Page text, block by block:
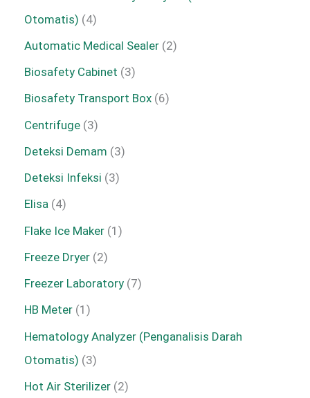
Otomatis) 4
Automatic Medical Sealer 2
Biosafety Cabinet 3
Biosafety Transport Box 6
Centrifuge 3
Deteksi Demam 3
Deteksi Infeksi 3
Elisa 4
Flake Ice Maker 1
Freeze Dryer 2
Freezer Laboratory 7
HB Meter 1
Hematology Analyzer (Penganalisis Darah
Otomatis) 3
Hot Air Sterilizer 2